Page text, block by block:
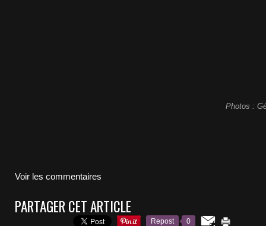
Photos :
Voir les commentaires
PARTAGER CET ARTICLE
Repost 0